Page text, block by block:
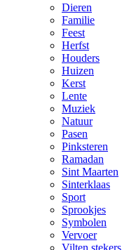
Dieren
Familie
Feest
Herfst
Houders
Huizen
Kerst
Lente
Muziek
Natuur
Pasen
Pinksteren
Ramadan
Sint Maarten
Sinterklaas
Sport
Sprookjes
Symbolen
Vervoer
Vilten stekers